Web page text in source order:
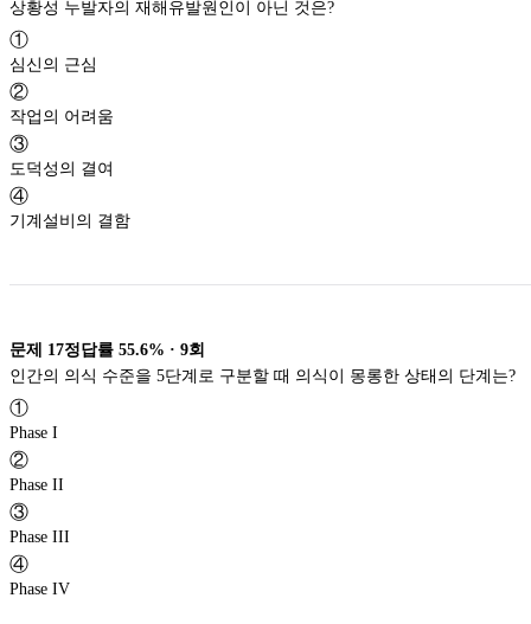
상황성 누발자의 재해유발원인이 아닌 것은?
①
심신의 근심
②
작업의 어려움
③
도덕성의 결여
④
기계설비의 결함
문제 17정답률 55.6% · 9회
인간의 의식 수준을 5단계로 구분할 때 의식이 몽롱한 상태의 단계는?
①
Phase I
②
Phase II
③
Phase III
④
Phase IV